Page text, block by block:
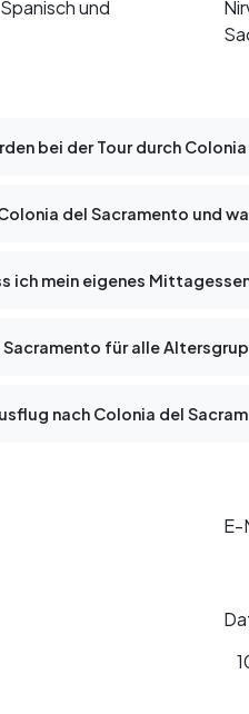
und
bei der Tour durch
del Sacramento und
ich mein eigenes
für alle
nach Colonia del
E-